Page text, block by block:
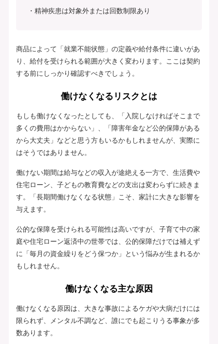
精神疾患は対象外または回数制限あり
商品によって「就業不能状態」の定義や給付条件に違いがあ
り、給付を受けられる範囲が大きく変わります。ここは契約
する前にしっかり確認すべきでしょう。
働けなくなるリスクとは
もしも働けなくなったとしても、「入院しなければそこまで
多くの費用はかからない」、「障害年金など公的保障がある
から大丈夫」などと思う方もいるかもしれませんが、実際に
はそうではありません。
働けない期間は給与などの収入が途絶える一方で、生活費や
住宅ローン、子どもの教育費などの支出は変わらずに続きま
す。「長期間働けなくなる状態」こそ、家計に大きな影響を
与えます。
公的な保障を受けられる可能性は高いですが、子育て中の家
庭や住宅ローン返済中の世帯では、公的保障だけでは補えず
に「毎月の資金繰りをどう保つか」という悩みが生まれるか
もしれません。
働けなくなる主な原因
働けなくなる原因は、大きな事故によるケガや大病だけには
限られず、メンタル不調など、誰にでも起こりうる事象が多
数あります。